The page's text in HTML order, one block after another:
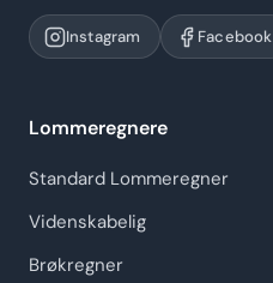
Instagram Facebook
Lommeregnere
Standard Lommeregner
Videnskabelig
Brøkregner